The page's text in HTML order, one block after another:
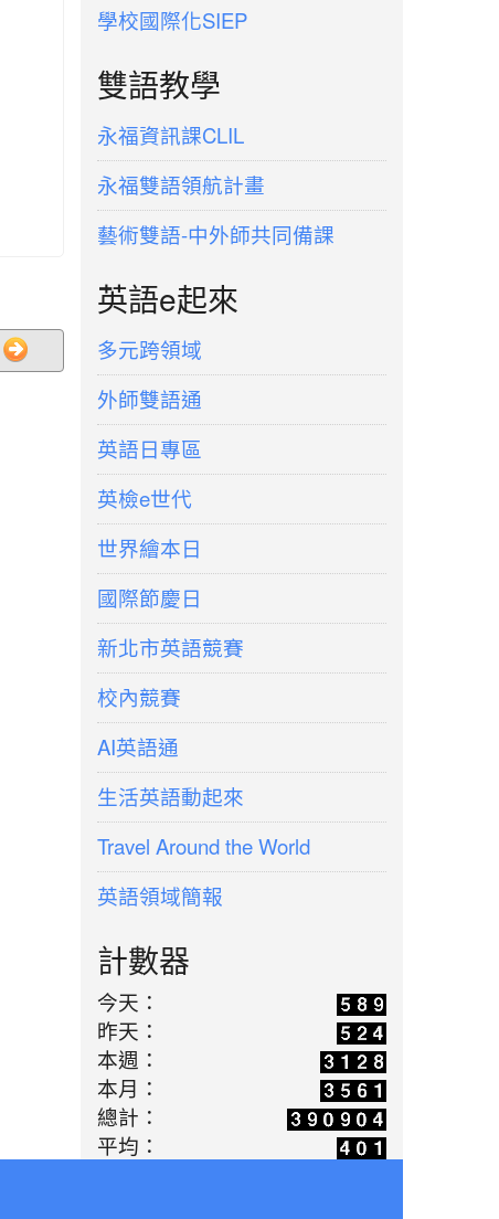
學校國際化SIEP
雙語教學
永福資訊課CLIL
永福雙語領航計畫
藝術雙語-中外師共同備課
英語e起來
多元跨領域
外師雙語通
英語日專區
英檢e世代
世界繪本日
國際節慶日
新北市英語競賽
校內競賽
AI英語通
生活英語動起來
Travel Around the World
英語領域簡報
計數器
今天：
昨天：
本週：
本月：
總計：
平均：